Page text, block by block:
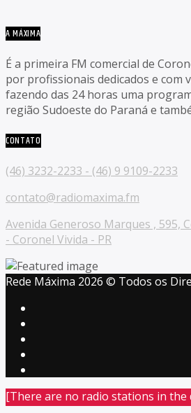
A MÁXIMA
É a primeira FM comercial de
por profissionais dedicados e com
fazendo das 24 horas uma
região Sudoeste do Paraná e
CONTATO
(46) 3232-2233 - (46) 9 9109-2233
contato@radiomaxima.fm
Avenida Generoso Marques , 595,
- Coronel Vivida - PR
Rede Máxima 2026 © Todos os
[There are no radio stations in the